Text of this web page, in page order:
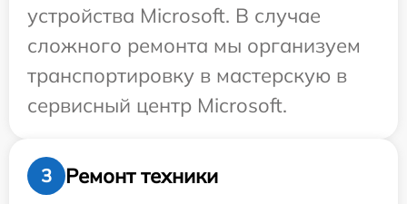
устройства Microsoft. В случае
сложного ремонта мы организуем
транспортировку в мастерскую в
сервисный центр Microsoft.
3
Ремонт техники